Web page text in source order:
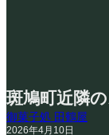
斑鳩町近隣
御菓子処 田鶴屋
2026年4月10日